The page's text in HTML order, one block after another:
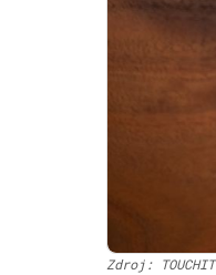
Zdroj: TOUCHIT